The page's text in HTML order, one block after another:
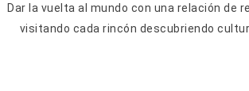
Dar la vuelta al mundo con una relación de
visitando cada rincón descubriendo